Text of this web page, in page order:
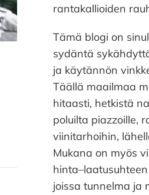
rantakallioiden
Tämä blogi on
sydäntä
ja käytännön
Täällä maailmaa
hitaasti, hetkistä
poluilta piazzoille,
viinitarhoihin,
Mukana on myös
joissa tunnelma ja